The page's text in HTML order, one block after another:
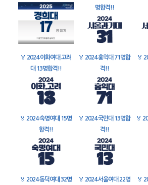
명합격!!
🏅 2024 이화여대 고려
대 13명합격!!
🏅 2024 홍익대 71명합
격!!
🏅
🏅 2024 숙명여대 15명
합격!!
🏅 2024 국민대 13명합
격!!
🏅
🏅 2024 동덕여대 32명
🏅 2024 서울여대 22명
🏅